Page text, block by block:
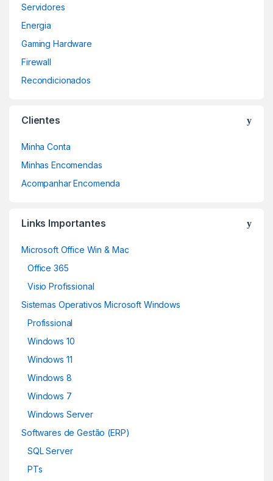
Servidores
Energia
Gaming Hardware
Firewall
Recondicionados
Clientes
Minha Conta
Minhas Encomendas
Acompanhar Encomenda
Links Importantes
Microsoft Office Win & Mac
Office 365
Visio Profissional
Sistemas Operativos Microsoft Windows
Profissional
Windows 10
Windows 11
Windows 8
Windows 7
Windows Server
Softwares de Gestão (ERP)
SQL Server
PTs